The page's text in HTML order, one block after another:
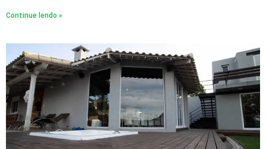
Continue lendo »